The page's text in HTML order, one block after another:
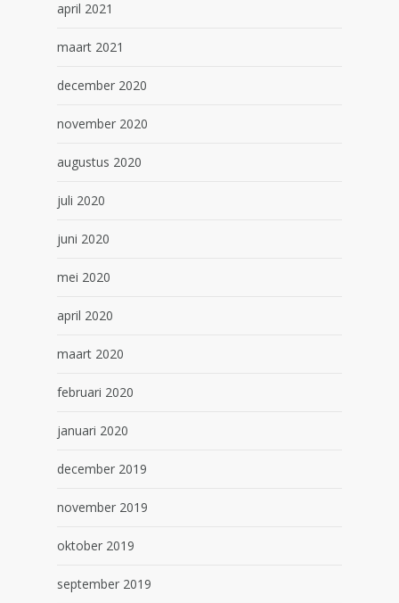
april 2021
maart 2021
december 2020
november 2020
augustus 2020
juli 2020
juni 2020
mei 2020
april 2020
maart 2020
februari 2020
januari 2020
december 2019
november 2019
oktober 2019
september 2019